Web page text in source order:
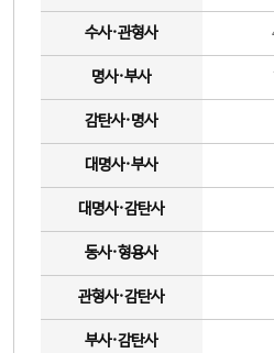
수사·관형사
명사·부사
감탄사·명사
대명사·부사
대명사·감탄사
동사·형용사
관형사·감탄사
부사·감탄사